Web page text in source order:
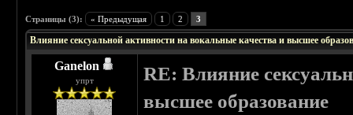
Страницы (3): « Предыдущая 1 2 3
Влияние сексуальной активности на вокальные качества и высшее
Ganelon
упрт
RE: Влияние
высшее образование